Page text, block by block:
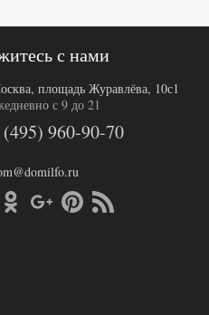
с нами
площадь Журавлёва, 10с1
с 9 до 21
(495) 960-90-70